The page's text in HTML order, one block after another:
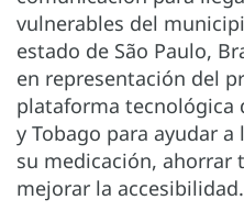
vulnerables del
estado de São Paulo,
en representación del
plataforma tecnológica
y Tobago para ayudar
su medicación,
mejorar la accesibilidad.